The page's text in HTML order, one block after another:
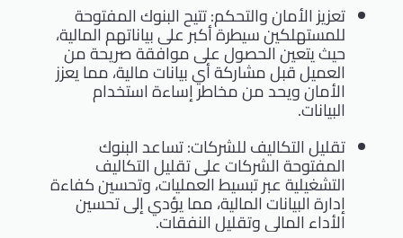
تعزيز الأمان والتحكم: تتيح البنوك المفتوحة
للمستهلكين سيطرة أكبر على بياناتهم المالية،
حيث يتعين الحصول على موافقة صريحة من
العميل قبل مشاركة أي بيانات مالية، مما يعزز
الأمان ويحد من مخاطر إساءة استخدام
البيانات.
تقليل التكاليف للشركات: تساعد البنوك
المفتوحة الشركات على تقليل التكاليف
التشغيلية عبر تبسيط العمليات، وتحسين كفاءة
إدارة البيانات المالية، مما يؤدي إلى تحسين
الأداء المالي وتقليل النفقات.